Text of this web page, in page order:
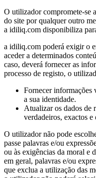
O utilizador compromete-se
do site por qualquer outro
a idiliq.com disponibiliza
a idiliq.com poderá exigir o
aceder a determinados
caso, deverá fornecer as
processo de registo, o
Fornecer informações
a sua identidade.
Atualizar os dados de
verdadeiros, exactos e
O utilizador não pode
passe palavras e/ou
ou às exigências da moral e
em geral, palavras e/ou
que exclua a utilização das